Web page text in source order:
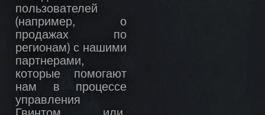
пользователей
(например, о
продажах по
регионам) с нашими
партнерами,
которые помогают
нам в процессе
управления